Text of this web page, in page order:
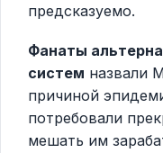
предсказуемо.
Фанаты
систем назвали
причиной
потребовали
мешать им